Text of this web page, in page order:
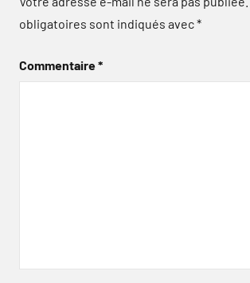
obligatoires sont indiqués avec*
Commentaire*